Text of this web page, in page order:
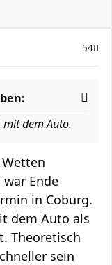
54
dem Auto.
Ende
in Coburg.
dem Auto als
Theoretisch
sein